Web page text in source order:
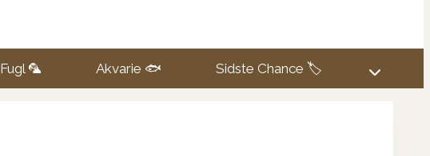
Fugl 🦜 Akvarie 🐟 Sidste Chance 🏷️